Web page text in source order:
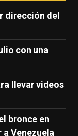
dirección del
con una
llevar videos
bronce en
a Venezuela